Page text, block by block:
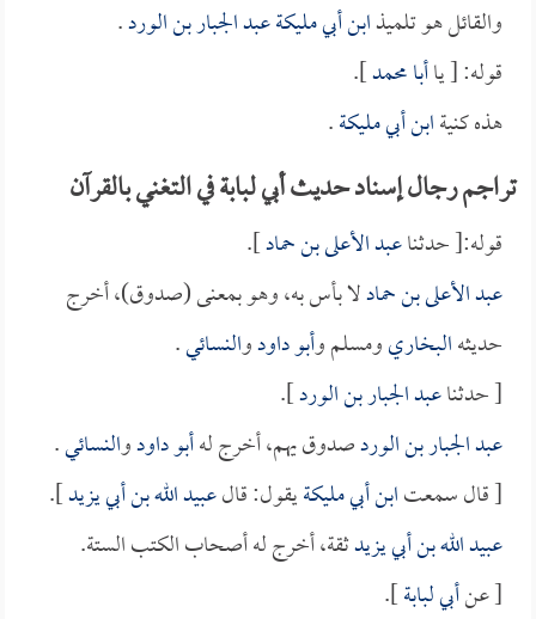
والقائل هو تلميذابن أبي مليكةعبد الجبار بن الورد.
قوله: [ ياأبا محمد].
هذه كنيةابن أبي مليكة.
تراجم رجال إسناد حديث أبي لبابة في التغني بالقرآن
قوله:[ حدثناعبد الأعلى بن حماد].
عبد الأعلى بن حمادلا بأس به، وهو بمعنى (صدوق)، أخرج
حديثهالبخاريومسلم وأبو داودوالنسائي.
[ حدثناعبد الجبار بن الورد].
عبد الجبار بن الوردصدوق يهم، أخرج لهأبو داودوالنسائي.
[ قال سمعتابن أبي مليكةيقول: قالعبيد الله بن أبي يزيد].
عبيد الله بن أبي يزيدثقة، أخرج له أصحاب الكتب الستة.
[ عنأبي لبابة].